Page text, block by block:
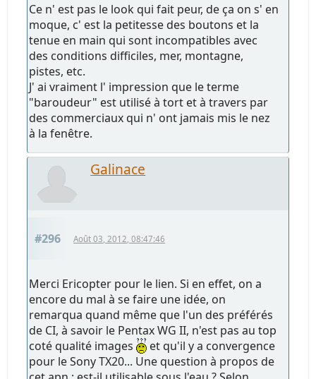
Ce n' est pas le look qui fait peur, de ça on s' en
moque, c' est la petitesse des boutons et la
tenue en main qui sont incompatibles avec
des conditions difficiles, mer, montagne,
pistes, etc.
J' ai vraiment l' impression que le terme
"baroudeur" est utilisé à tort et à travers par
des commerciaux qui n' ont jamais mis le nez
à la fenêtre.
Galinace
#296 Août 03, 2012, 08:47:46
Merci Ericopter pour le lien. Si en effet, on a
encore du mal à se faire une idée, on
remarqua quand même que l'un des préférés
de CI, à savoir le Pentax WG II, n'est pas au top
coté qualité images
et qu'il y a convergence
pour le Sony TX20... Une question à propos de